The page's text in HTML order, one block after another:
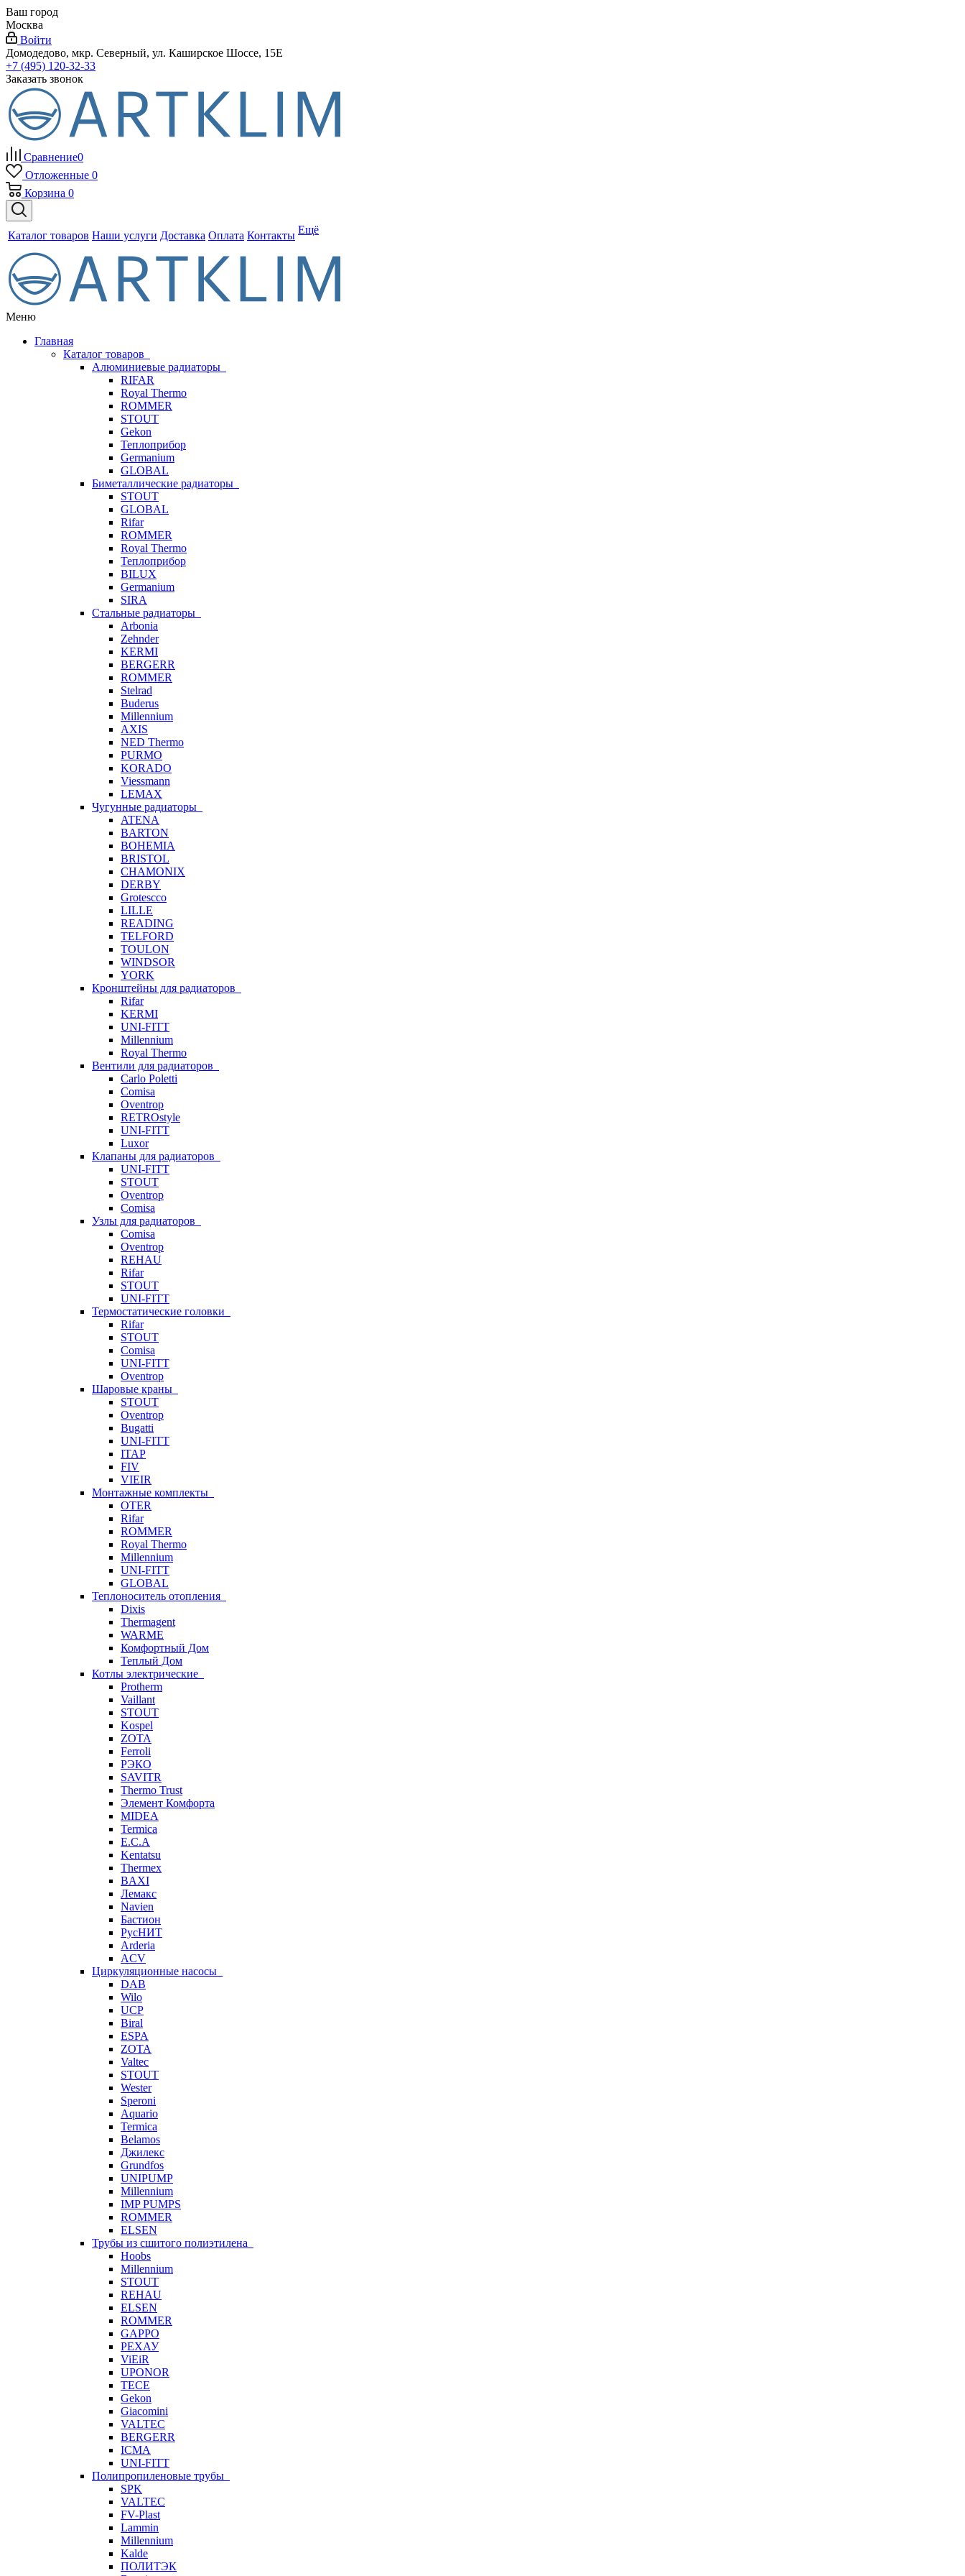
Ваш город
Москва
Войти
Домодедово, мкр. Северный, ул. Каширское Шоссе, 15Е
+7 (495) 120-32-33
Заказать звонок
Сравнение0
Отложенные 0
Корзина 0
Каталог товаров Наши услуги Доставка Оплата Контакты Ещё
Меню
Главная
Каталог товаров
Алюминиевые радиаторы
RIFAR
Royal Thermo
ROMMER
STOUT
Gekon
Теплоприбор
Germanium
GLOBAL
Биметаллические радиаторы
STOUT
GLOBAL
Rifar
ROMMER
Royal Thermo
Теплоприбор
BILUX
Germanium
SIRA
Стальные радиаторы
Arbonia
Zehnder
KERMI
BERGERR
ROMMER
Stelrad
Buderus
Millennium
AXIS
NED Thermo
PURMO
KORADO
Viessmann
LEMAX
Чугунные радиаторы
ATENA
BARTON
BOHEMIA
BRISTOL
CHAMONIX
DERBY
Grotescco
LILLE
READING
TELFORD
TOULON
WINDSOR
YORK
Кронштейны для радиаторов
Rifar
KERMI
UNI-FITT
Millennium
Royal Thermo
Вентили для радиаторов
Carlo Poletti
Comisa
Oventrop
RETROstyle
UNI-FITT
Luxor
Клапаны для радиаторов
UNI-FITT
STOUT
Oventrop
Comisa
Узлы для радиаторов
Comisa
Oventrop
REHAU
Rifar
STOUT
UNI-FITT
Термостатические головки
Rifar
STOUT
Comisa
UNI-FITT
Oventrop
Шаровые краны
STOUT
Oventrop
Bugatti
UNI-FITT
ITAP
FIV
VIEIR
Монтажные комплекты
OTER
Rifar
ROMMER
Royal Thermo
Millennium
UNI-FITT
GLOBAL
Теплоноситель отопления
Dixis
Thermagent
WARME
Комфортный Дом
Теплый Дом
Котлы электрические
Protherm
Vaillant
STOUT
Kospel
ZOTA
Ferroli
РЭКО
SAVITR
Thermo Trust
Элемент Комфорта
MIDEA
Termica
E.C.A
Kentatsu
Thermex
BAXI
Лемакс
Navien
Бастион
РусНИТ
Arderia
ACV
Циркуляционные насосы
DAB
Wilo
UCP
Biral
ESPA
ZOTA
Valtec
STOUT
Wester
Speroni
Aquario
Termica
Belamos
Джилекс
Grundfos
UNIPUMP
Millennium
IMP PUMPS
ROMMER
ELSEN
Трубы из сшитого полиэтилена
Hoobs
Millennium
STOUT
REHAU
ELSEN
ROMMER
GAPPO
РЕХАУ
ViEiR
UPONOR
TECE
Gekon
Giacomini
VALTEC
BERGERR
ICMA
UNI-FITT
Полипропиленовые трубы
SPK
VALTEC
FV-Plast
Lammin
Millennium
Kalde
ПОЛИТЭК